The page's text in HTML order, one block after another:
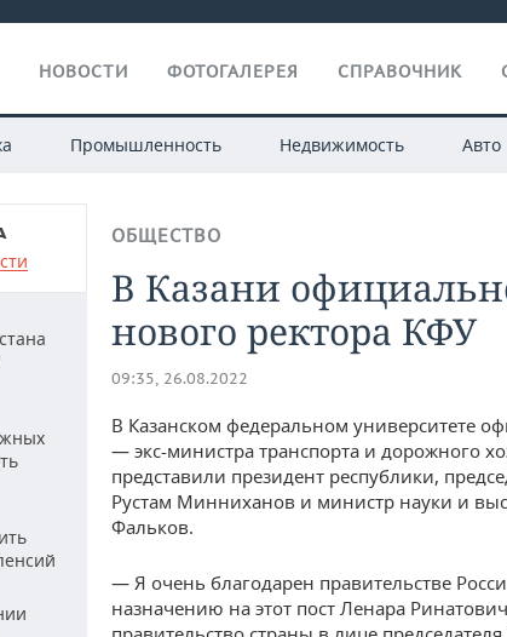
НОВОСТИ ФОТОГАЛЕРЕЯ СПРАВОЧНИК
Промышленность Недвижимость Авто
ОБЩЕСТВО
В Казани
нового ректора КФУ
09:35, 26.08.2022
В Казанском федеральном университете
— экс-министра транспорта и дорожного
представили президент республики,
Рустам Минниханов и министр науки и
Фальков.
— Я очень благодарен правительствe
назначению на этот пост Ленара